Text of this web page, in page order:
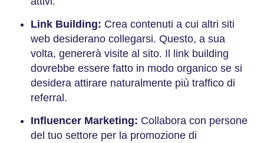
Link Building: Crea contenuti a cui altri siti
web desiderano collegarsi. Questo, a sua
volta, genererà visite al sito. Il link building
dovrebbe essere fatto in modo organico se si
desidera attirare naturalmente più traffico di
referral.
Influencer Marketing: Collabora con persone
del tuo settore per la promozione di